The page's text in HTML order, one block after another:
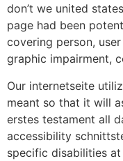
don’t we united
page had been
covering person,
graphic impairment,
Our internetseite
meant so that it will
erstes testament all
accessibility
specific disabilities at